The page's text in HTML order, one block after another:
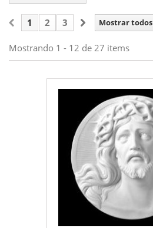
Mostrar todos
1 2 3
Mostrando 1 - 12 de 27 items